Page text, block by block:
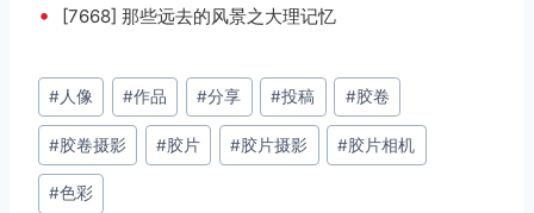
• [7668] 那些远去的风景之大理记忆
文
章
标
签：
#人像 #作品 #分享 #投稿 #胶卷
#胶卷摄影 #胶片 #胶片摄影 #胶片相机
#色彩